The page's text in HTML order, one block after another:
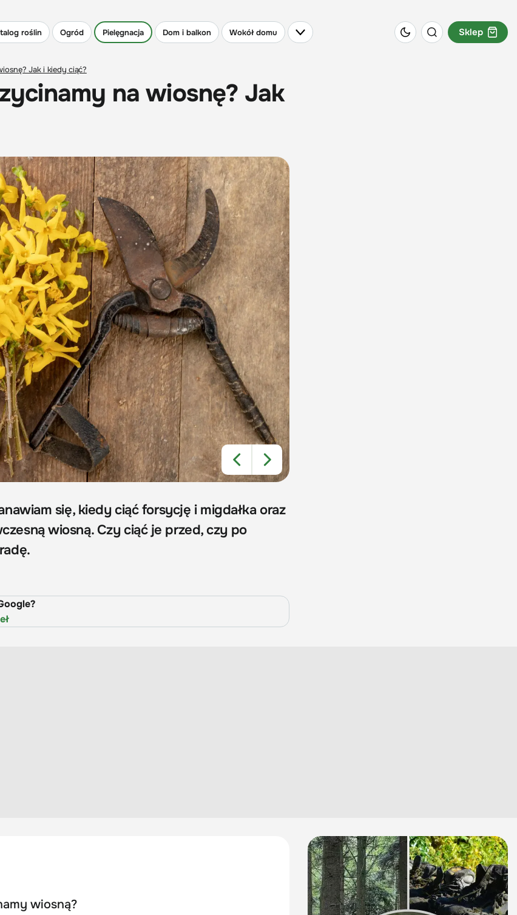
roślin Ogród Pielęgnacja Dom i balkon Wokół domu Sklep
Jak i kiedy ciąć?
na wiosnę? Jak
się, kiedy ciąć forsycję i migdałka oraz
wiosną. Czy ciąć je przed, czy po
wiosną?